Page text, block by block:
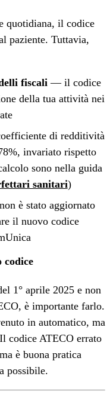
quotidiana, il codice
paziente. Tuttavia,
fiscali — il codice
della tua attività nei
di redditività
invariato rispetto
sono nella guida
sanitari)
è stato aggiornato
il nuovo codice
codice
1° aprile 2025 e non
è importante farlo.
in automatico, ma
codice ATECO errato
è buona pratica
possibile.